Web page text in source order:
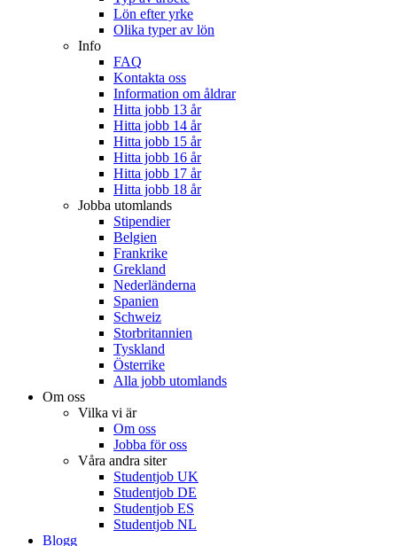
Lön efter yrke
Olika typer av lön
Info
FAQ
Kontakta oss
Information om åldrar
Hitta jobb 13 år
Hitta jobb 14 år
Hitta jobb 15 år
Hitta jobb 16 år
Hitta jobb 17 år
Hitta jobb 18 år
Jobba utomlands
Stipendier
Belgien
Frankrike
Grekland
Nederländerna
Spanien
Schweiz
Storbritannien
Tyskland
Österrike
Alla jobb utomlands
Om oss
Vilka vi är
Om oss
Jobba för oss
Våra andra siter
Studentjob UK
Studentjob DE
Studentjob ES
Studentjob NL
Blogg